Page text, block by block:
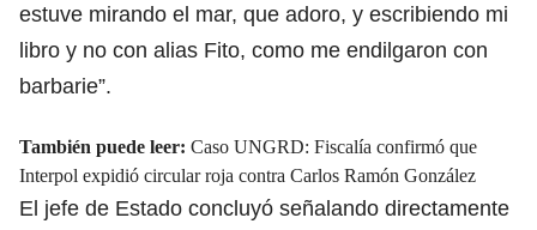
estuve mirando el mar, que adoro, y escribiendo mi
libro y no con alias Fito, como me endilgaron con
barbarie”.
También puede leer: Caso UNGRD: Fiscalía confirmó que
Interpol expidió circular roja contra Carlos Ramón González
El jefe de Estado concluyó señalando directamente